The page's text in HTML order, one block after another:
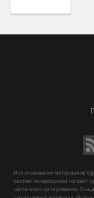
Использование материалов
систем гиперссылки на сайт
частичного цитирования. Она